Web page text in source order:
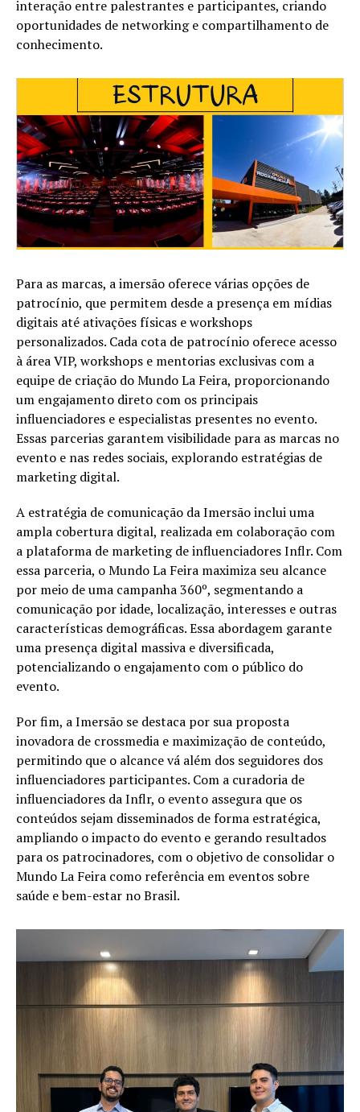
interação entre palestrantes e participantes, criando
oportunidades de networking e compartilhamento de
conhecimento.
Para as marcas, a imersão oferece várias opções de
patrocínio, que permitem desde a presença em mídias
digitais até ativações físicas e workshops
personalizados. Cada cota de patrocínio oferece acesso
à área VIP, workshops e mentorias exclusivas com a
equipe de criação do Mundo La Feira, proporcionando
um engajamento direto com os principais
influenciadores e especialistas presentes no evento.
Essas parcerias garantem visibilidade para as marcas no
evento e nas redes sociais, explorando estratégias de
marketing digital.
A estratégia de comunicação da Imersão inclui uma
ampla cobertura digital, realizada em colaboração com
a plataforma de marketing de influenciadores Inflr. Com
essa parceria, o Mundo La Feira maximiza seu alcance
por meio de uma campanha 360º, segmentando a
comunicação por idade, localização, interesses e outras
características demográficas. Essa abordagem garante
uma presença digital massiva e diversificada,
potencializando o engajamento com o público do
evento.
Por fim, a Imersão se destaca por sua proposta
inovadora de crossmedia e maximização de conteúdo,
permitindo que o alcance vá além dos seguidores dos
influenciadores participantes. Com a curadoria de
influenciadores da Inflr, o evento assegura que os
conteúdos sejam disseminados de forma estratégica,
ampliando o impacto do evento e gerando resultados
para os patrocinadores, com o objetivo de consolidar o
Mundo La Feira como referência em eventos sobre
saúde e bem-estar no Brasil.